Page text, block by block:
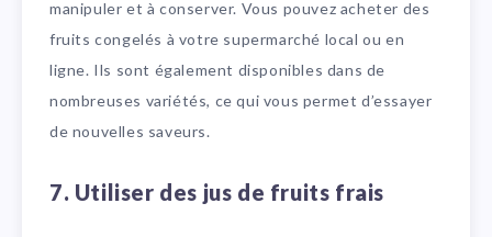
manipuler et à conserver. Vous pouvez acheter des
fruits congelés à votre supermarché local ou en
ligne. Ils sont également disponibles dans de
nombreuses variétés, ce qui vous permet d’essayer
de nouvelles saveurs.
7. Utiliser des jus de fruits frais